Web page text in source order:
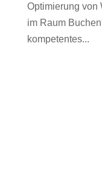
Optimierung von
im Raum
kompetentes...